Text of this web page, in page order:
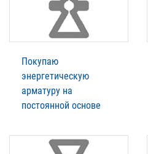
Покупаю
энергетическую
арматуру на
постоянной основе